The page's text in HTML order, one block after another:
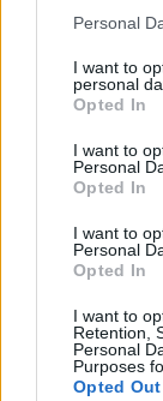
Please note
not limited to
grant or deny
use your data
consent section.
Personal
I want to
personal
Opted In
I want to
Personal
Opted In
I want to
Personal
Opted In
I want to
Retention,
Personal
Purposes
Opted Out
"Azt, amit mi
elvesztett,
ember azért
mtklub.hu•2008.
Tisztelt
Először is
megörültem
útvesztőjében.